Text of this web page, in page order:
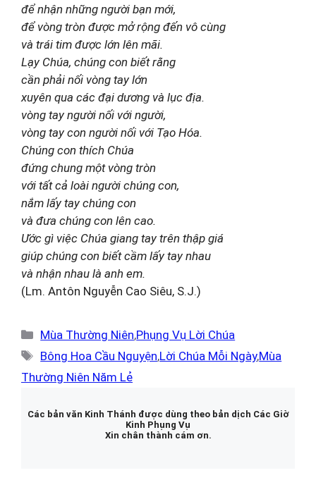
để nhận những người bạn mới,
để vòng tròn được mở rộng đến vô cùng
và trái tim được lớn lên mãi.
Lạy Chúa, chúng con biết rằng
cần phải nối vòng tay lớn
xuyên qua các đại dương và lục địa.
vòng tay người nối với người,
vòng tay con người nối với Tạo Hóa.
Chúng con thích Chúa
đứng chung một vòng tròn
với tất cả loài người chúng con,
nắm lấy tay chúng con
và đưa chúng con lên cao.
Ước gì việc Chúa giang tay trên thập giá
giúp chúng con biết cầm lấy tay nhau
và nhận nhau là anh em.
(Lm. Antôn Nguyễn Cao Siêu, S.J.)
Danh
mục
Mùa Thường Niên,Phụng Vụ Lời Chúa
Thẻ
Bông Hoa Cầu Nguyện,Lời Chúa Mỗi Ngày,Mùa
Thường Niên Năm Lẻ
Các bản văn Kinh Thánh được dùng theo bản dịch Các Giờ
Kinh Phụng Vụ
Xin chân thành cám ơn.